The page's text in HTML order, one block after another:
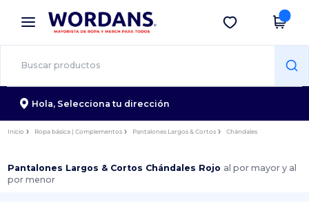
× App de Wordans
¡Mejores precios en app!
Descargar app
Hola, Selecciona tu dirección
Inicio Ropa básica | Complementos Pantalones Largos & Cortos Chándales
Pantalones Largos & Cortos Chándales Rojo al por mayor y al
por menor